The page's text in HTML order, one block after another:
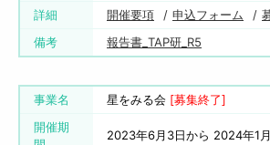
詳細
開催要項 申込フォーム
備考
報告書_TAP研_R5
事業名 星をみる会 [募集終了]
開催期
2023年6月3日から 2024年1